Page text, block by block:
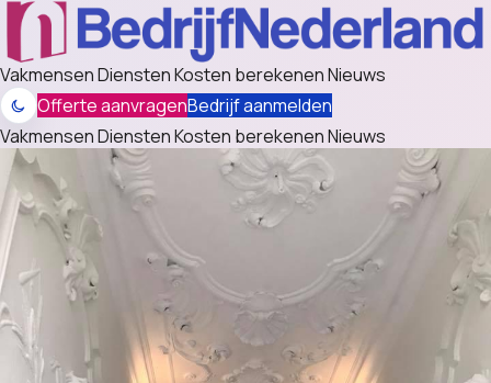
VakmensenDienstenKosten berekenenNieuws
Offerte aanvragenBedrijf aanmelden
VakmensenDienstenKosten berekenenNieuws